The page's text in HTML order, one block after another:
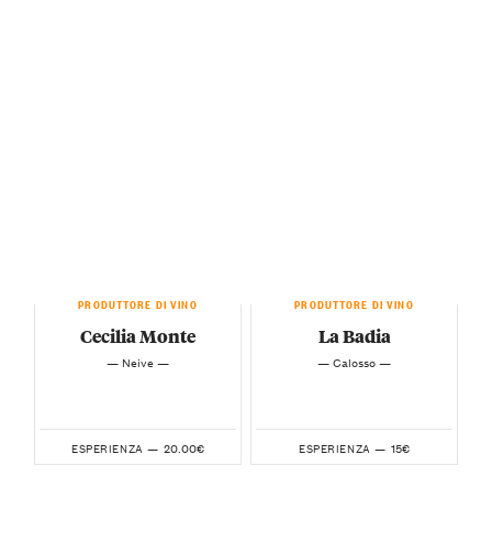
PRODUTTORE DI VINO
Cecilia Monte
— Neive —
ESPERIENZA — 20.00€
PRODUTTORE DI VINO
La Badia
— Calosso —
ESPERIENZA — 15€